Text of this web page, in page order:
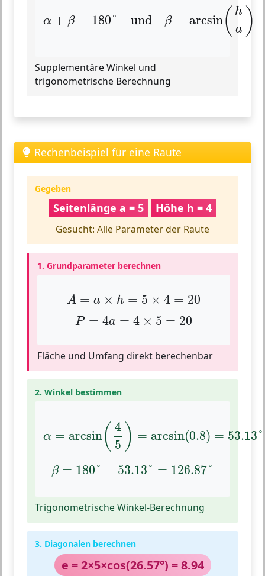
α + β = 180° und β = arcsin( h
a )
Supplementäre Winkel und
trigonometrische Berechnung
Rechenbeispiel für eine Raute
Gegeben
Seitenlänge a = 5 Höhe h = 4
Gesucht: Alle Parameter der Raute
1. Grundparameter berechnen
A = a × h = 5 × 4 = 20
A=a ×h × 4= 20
P = 4a = 4 × 5 = 20
P =4 a= 4×5 =20
Fläche und Umfang direkt berechenbar
2. Winkel bestimmen
α = arcsin( 4
5 ) = arcsin(0.8) = 53.13°
arcsin( 4 5
β = 180° − 53.13° = 126.87°
=180° 53.13°= 126.87°
Trigonometrische Winkel-Berechnung
3. Diagonalen berechnen
e = 2×5×cos(26.57°) = 8.94